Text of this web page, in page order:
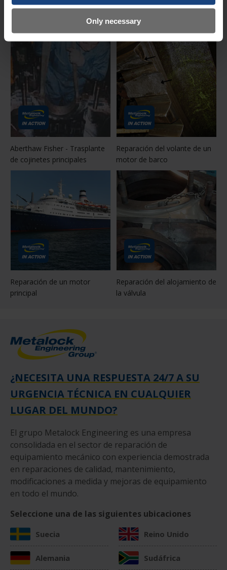
Only necessary
tamaño
diésel/de barco
Aberthaw Fisher - Trasplante
de cojinetes principales
Reparación del volante de un
motor de barco
Reparación de un motor
principal
Reparación del alojamiento de
la válvula
¿NECESITA UNA RESPUESTA 24/7 A SU
URGENCIA TÉCNICA EN CUALQUIER
LUGAR DEL MUNDO?
El grupo Metalock Engineering es una empresa
consolidada en el sector de reparación de
equipamiento mecánico con experiencia demostrada
en reparaciones de calidad, mantenimiento,
modificaciones a medida y mejoras de equipamiento
en todo el mundo.
Seleccione una de las siguientes ubicaciones
Suecia Reino Unido
Alemania Sudáfrica